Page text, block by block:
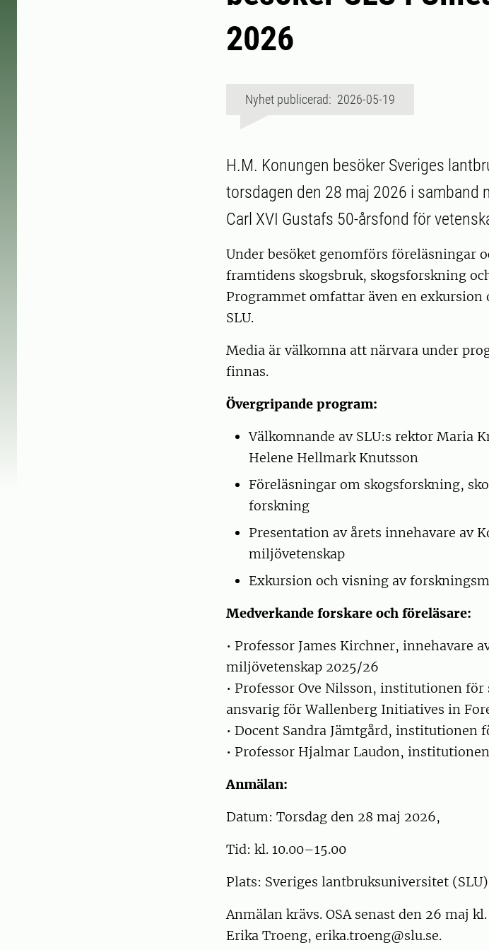
2026
Nyhet publicerad: 2026-05-19
H.M. Konungen besöker Sveriges
torsdagen den 28 maj 2026 i samband
Carl XVI Gustafs 50-årsfond för
Under besöket genomförs föreläsningar
framtidens skogsbruk, skogsforskning
Programmet omfattar även en
SLU.
Media är välkomna att närvara under
finnas.
Övergripande program:
Välkomnande av SLU:s rektor Maria
Helene Hellmark Knutsson
Föreläsningar om skogsforskning,
forskning
Presentation av årets innehavare av
miljövetenskap
Exkursion och visning av
Medverkande forskare och föreläsare:
• Professor James Kirchner, innehavare
miljövetenskap 2025/26
• Professor Ove Nilsson, institutionen
ansvarig för Wallenberg Initiatives in
• Docent Sandra Jämtgård, institutionen
• Professor Hjalmar Laudon,
Anmälan:
Datum: Torsdag den 28 maj 2026,
Tid: kl. 10.00–15.00
Plats: Sveriges lantbruksuniversitet
Anmälan krävs. OSA senast den 26 maj
Erika Troeng, erika.troeng@slu.se.